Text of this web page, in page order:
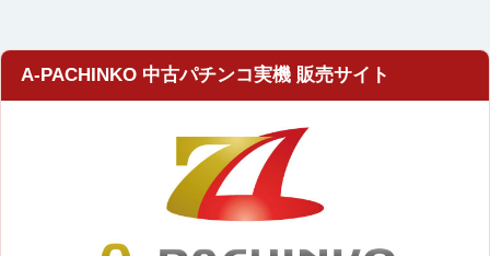
A-PACHINKO 中古パチンコ実機 販売サイト